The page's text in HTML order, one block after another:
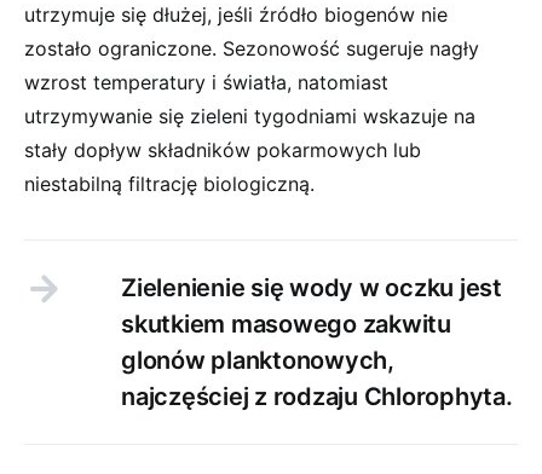
utrzymuje się dłużej, jeśli źródło biogenów nie
zostało ograniczone. Sezonowość sugeruje nagły
wzrost temperatury i światła, natomiast
utrzymywanie się zieleni tygodniami wskazuje na
stały dopływ składników pokarmowych lub
niestabilną filtrację biologiczną.
Zielenienie się wody w oczku jest
skutkiem masowego zakwitu
glonów planktonowych,
najczęściej z rodzaju Chlorophyta.